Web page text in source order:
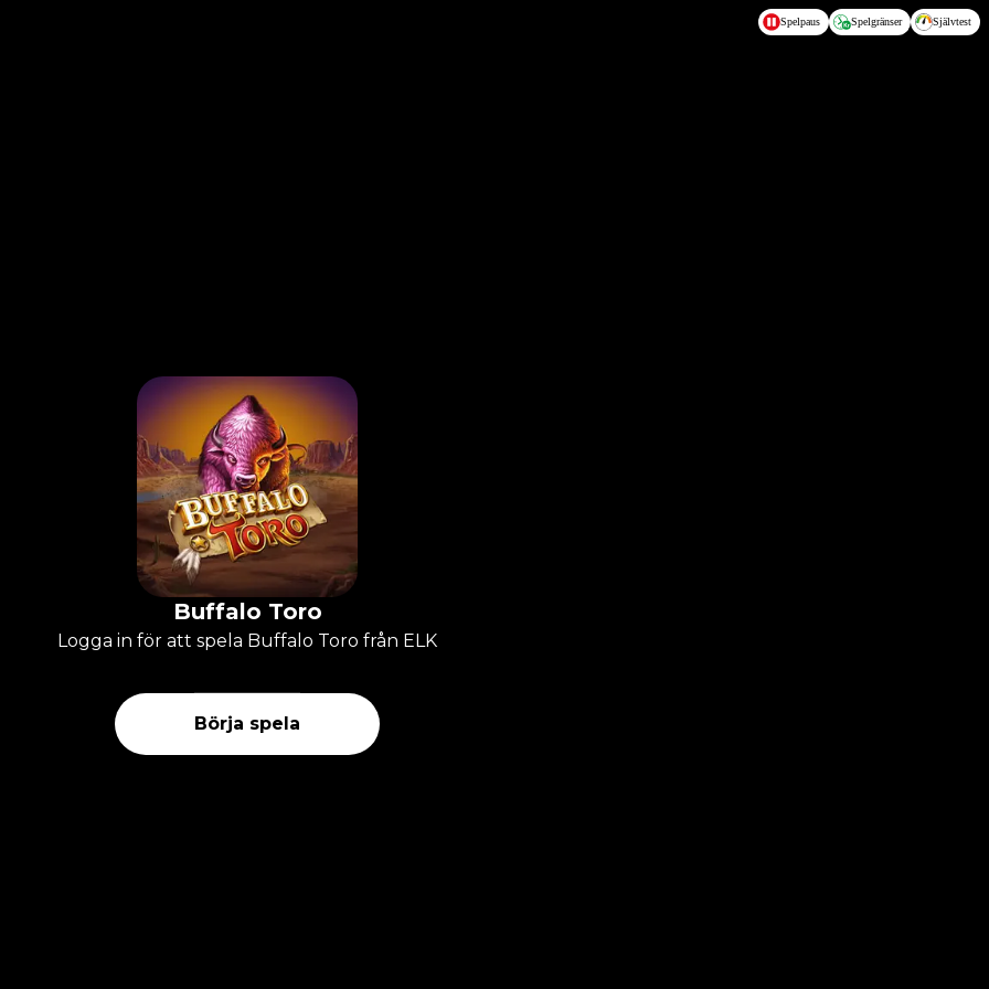
Spelpaus Spelgränser Självtest
Buffalo Toro
Logga in för att spela Buffalo Toro från ELK
Börja spela